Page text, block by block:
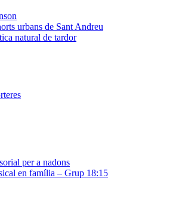
urbans de Sant Andreu
natural de tardor
per a nadons
en família – Grup 18:15